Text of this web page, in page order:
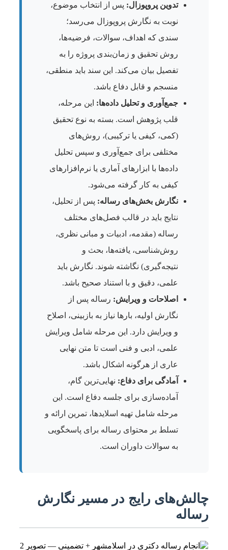
تدوین پروپوزال: پس از انتخاب موضوع،
نوبت به نگارش پروپوزال می‌رسد؛
سندی که اهداف، سوالات، فرضیه‌ها،
روش تحقیق و زمان‌بندی پروژه را به
تفصیل بیان می‌کند. این سند باید منطقی،
منسجم و قابل دفاع باشد.
جمع‌آوری و تحلیل داده‌ها: این مرحله،
قلب پژوهش است. بسته به نوع تحقیق
(کمی، کیفی یا ترکیبی)، روش‌های
مختلفی برای جمع‌آوری و سپس تحلیل
داده‌ها با ابزارهای آماری یا نرم‌افزارهای
کیفی به کار گرفته می‌شود.
نگارش بخش‌های رساله: پس از تحلیل،
نتایج باید در قالب فصل‌های مختلف
رساله (مقدمه، ادبیات و مبانی نظری،
روش‌شناسی، یافته‌ها، بحث و
نتیجه‌گیری) نگاشته شوند. نگارش باید
علمی، دقیق و با استناد صحیح باشد.
اصلاحات و ویرایش: رساله پس از
نگارش اولیه، بارها نیاز به بازبینی، اصلاح
و ویرایش دارد. این مرحله شامل ویرایش
علمی، ادبی و فنی است تا متن نهایی
عاری از هرگونه اشکال باشد.
آمادگی برای دفاع: نهایی‌ترین گام،
آماده‌سازی برای جلسه دفاع است. این
مرحله شامل تهیه اسلایدها، تمرین ارائه و
تسلط بر محتوای رساله برای پاسخگویی
به سوالات داوران است.
چالش‌های رایج در مسیر نگارش
رساله